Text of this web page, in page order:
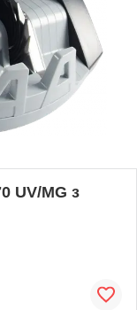
UV/MG з